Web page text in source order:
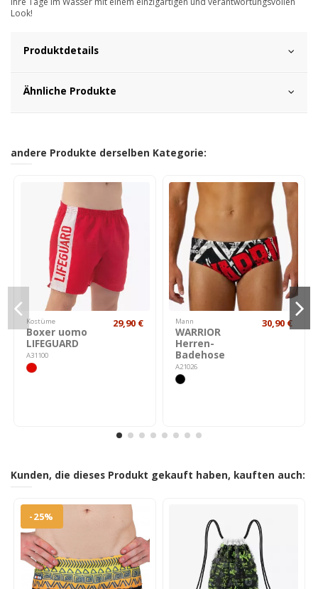
Look!
Produktdetails
Ähnliche Produkte
andere Produkte derselben Kategorie:
Kostüme
Boxer uomo
LIFEGUARD
A31100
29,90 € Mann
WARRIOR
Herren-
Badehose
A21026
30,90 €
Kunden, die dieses Produkt gekauft haben, kauften auch:
-25%